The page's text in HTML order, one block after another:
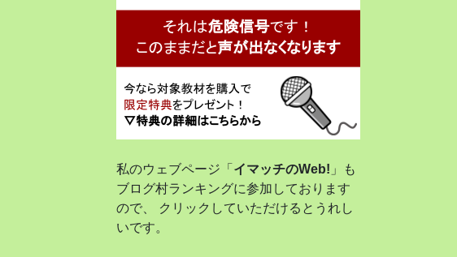
私のウェブページ「 イマッチのWeb! 」も
ブログ村ランキングに参加しております
ので、 クリックしていただけるとうれし
いです。